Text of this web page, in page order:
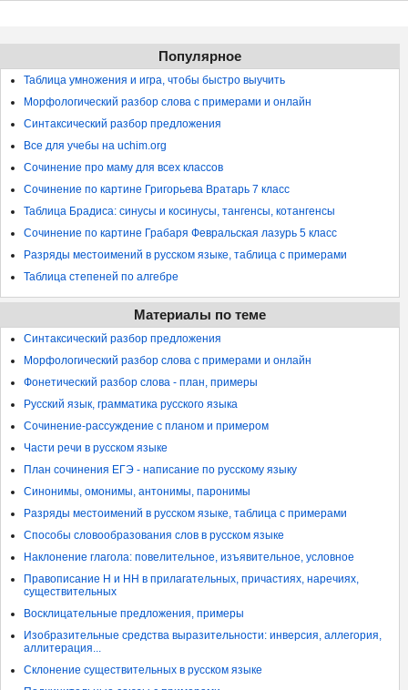
Популярное
Таблица умножения и игра, чтобы быстро выучить
Морфологический разбор слова с примерами и онлайн
Синтаксический разбор предложения
Все для учебы на uchim.org
Сочинение про маму для всех классов
Сочинение по картине Григорьева Вратарь 7 класс
Таблица Брадиса: синусы и косинусы, тангенсы, котангенсы
Сочинение по картине Грабаря Февральская лазурь 5 класс
Разряды местоимений в русском языке, таблица с примерами
Таблица степеней по алгебре
Материалы по теме
Синтаксический разбор предложения
Морфологический разбор слова с примерами и онлайн
Фонетический разбор слова - план, примеры
Русский язык, грамматика русского языка
Сочинение-рассуждение с планом и примером
Части речи в русском языке
План сочинения ЕГЭ - написание по русскому языку
Синонимы, омонимы, антонимы, паронимы
Разряды местоимений в русском языке, таблица с примерами
Способы словообразования слов в русском языке
Наклонение глагола: повелительное, изъявительное, условное
Правописание Н и НН в прилагательных, причастиях, наречиях,
существительных
Восклицательные предложения, примеры
Изобразительные средства выразительности: инверсия, аллегория,
аллитерация...
Склонение существительных в русском языке